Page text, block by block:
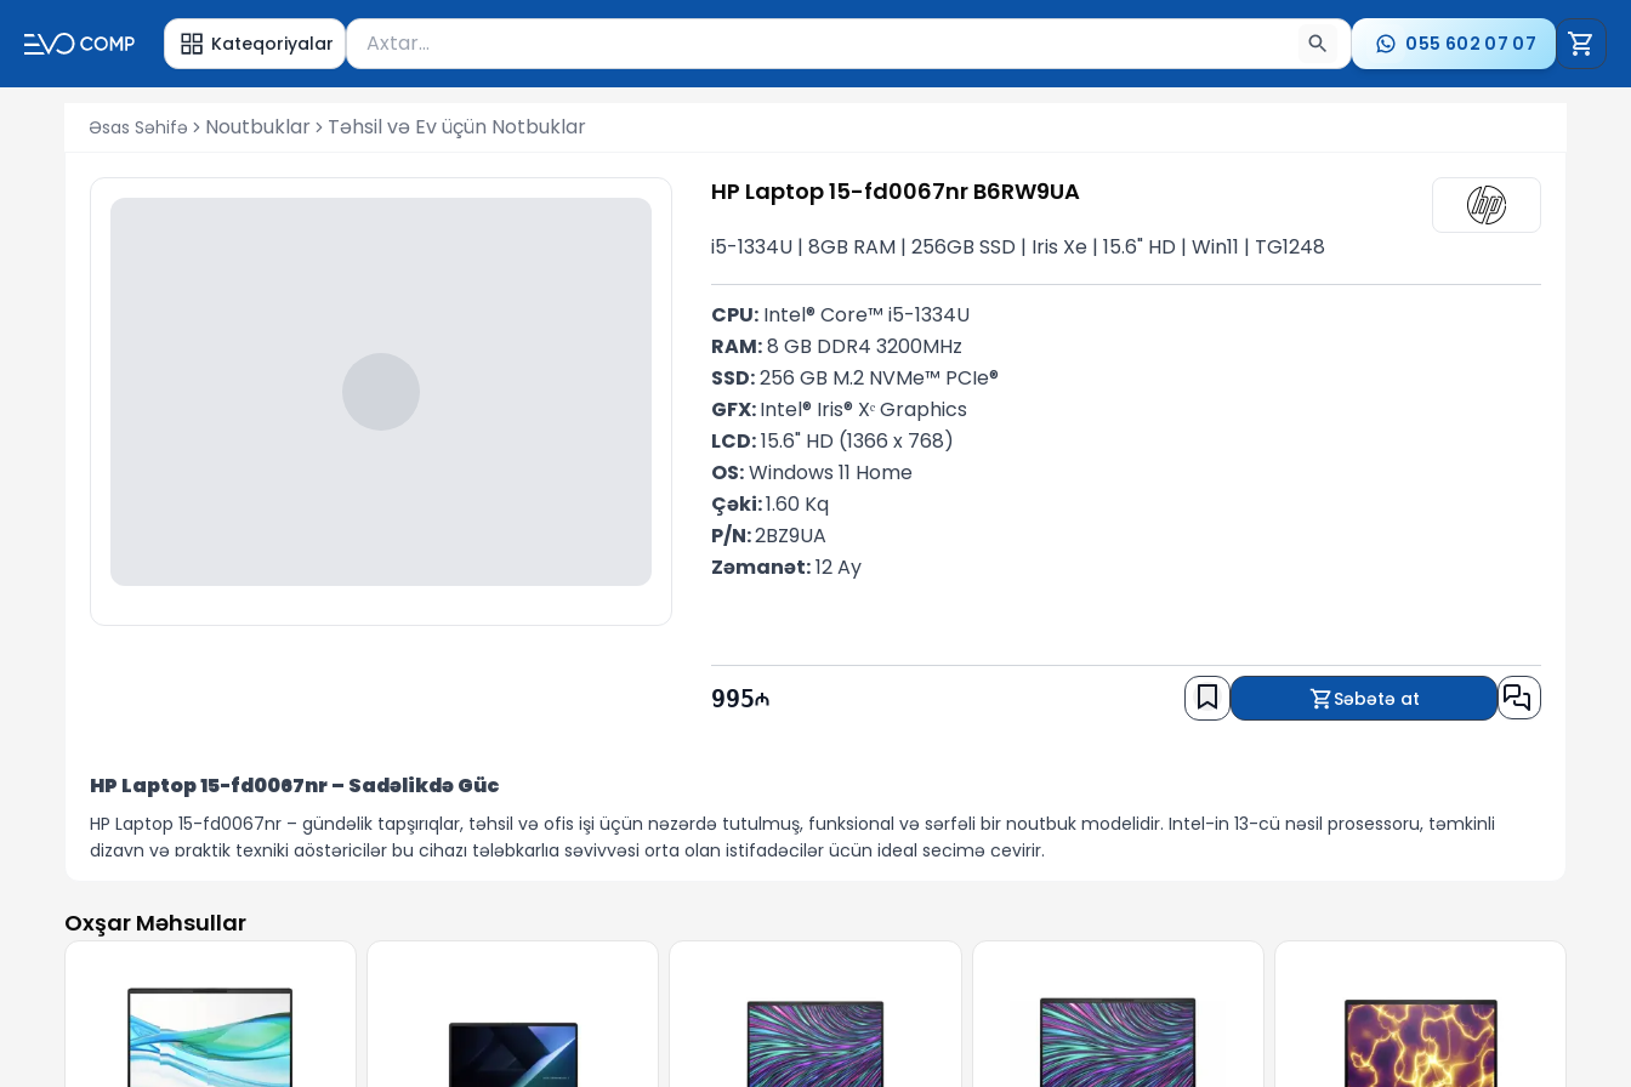
Kateqoriyalar Məhsul axtar
Axtarış üçün ən azı 2 simvol yazın. Göndərmək üçün Enter düyməsini basın və ya nəticələr arasında keçid etmək üçün ox
055 602 07 07
Əsas Səhifə Noutbuklar Təhsil və Ev üçün Notbuklar
HP Laptop 15-fd0067nr B6RW9UA
i5-1334U | 8GB RAM | 256GB SSD | Iris Xe | 15.6" HD | Win11 | TG1248
CPU: Intel® Core™ i5-1334U
RAM: 8 GB DDR4 3200MHz
SSD: 256 GB M.2 NVMe™ PCIe®
GFX: Intel® Iris® Xᵉ Graphics
LCD: 15.6" HD (1366 x 768)
OS: Windows 11 Home
Çəki: 1.60 Kq
P/N: 2BZ9UA
Zəmanət: 12 Ay
995 Səbətə at
HP Laptop 15-fd0067nr – Sadəlikdə Güc
HP Laptop 15-fd0067nr – gündəlik tapşırıqlar, təhsil və ofis işi üçün nəzərdə tutulmuş, funksional və sərfəli bir noutbuk modelidir. Intel-in 13-cü nəsil prosessoru, təmkinli
dizayn və praktik texniki göstəricilər bu cihazı tələbkarlıq səviyyəsi orta olan istifadəçilər üçün ideal seçimə çevirir.
e-poçt, internetdə işləmək, onlayn dərslər və videokonfranslar üçün kifayət qədər sabit və cavabverici sistemdir.
gündəlik multitasking üçün optimal yaddaş təqdim edir. İstər brauzerdə eyni anda bir neçə pəncərə açmaq, istər Word və Excel sənədləri ilə
15.6 düymlük HD ekran
(1366 x 768) daha çox gündəlik iş yönümlüdür və əsas vizual tapşırıqlar üçün kifayət qədər aydınlıq təqdim edir. Bu ekran, əsasən ofis və təhsil
məqsədli istifadə üçün nəzərdə tutulub və sadə görüntü tələblərini qarşılayır.
Oxşar Məhsullar